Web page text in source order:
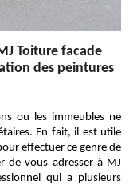
Toiture facade
des peintures
ou les immeubles ne
En fait, il est utile
effectuer ce genre de
de vous adresser à MJ
qui a plusieurs